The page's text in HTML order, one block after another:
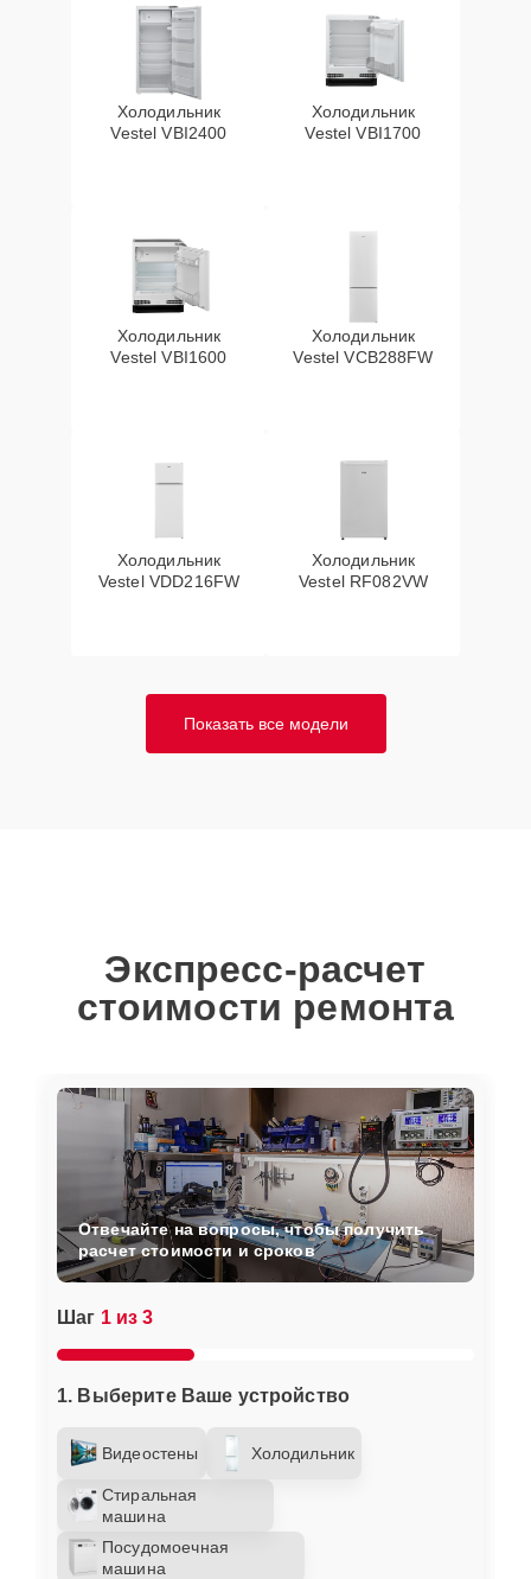
Холодильник
Vestel VBI2400
Холодильник
Vestel VBI1700
Холодильник
Vestel VBI1600
Холодильник
Vestel VCB288FW
Холодильник
Vestel VDD216FW
Холодильник
Vestel RF082VW
Показать все модели
Экспресс-расчет
стоимости ремонта
Шаг 1 из 3
1. Выберите Ваше устройство
Видеостены Холодильник
Стиральная
машина
Посудомоечная
машина
Отвечайте на вопросы, чтобы получить
расчет стоимости и сроков